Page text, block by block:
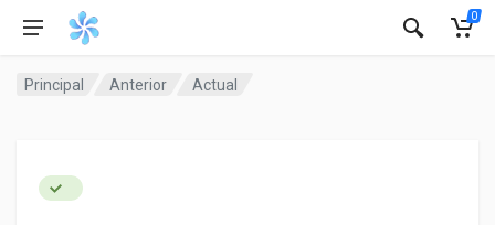
0
Principal Anterior Actual